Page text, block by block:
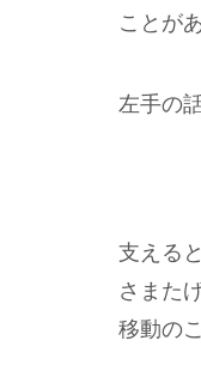
ことが
左手の
支える
さまた
移動の